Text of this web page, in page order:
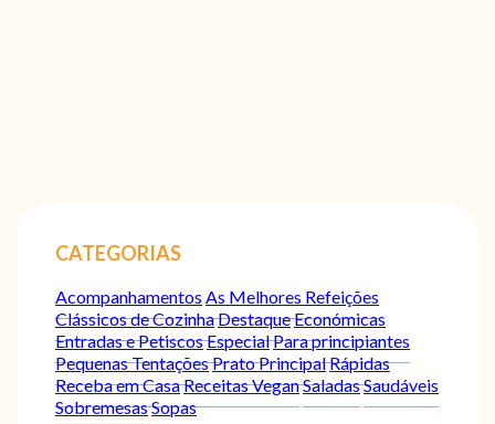
CATEGORIAS
Acompanhamentos As Melhores Refeições
Clássicos de CozinhaDestaqueEconómicas
Entradas e PetiscosEspecialPara principiantes
Pequenas TentaçõesPrato PrincipalRápidas
Receba em CasaReceitas VeganSaladasSaudáveis
SobremesasSopas